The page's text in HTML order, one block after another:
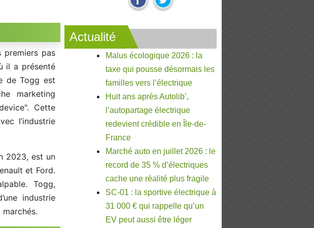
premiers pas
il a présenté
de Togg est
marketing
Cette
l’industrie
2023, est un
et Ford.
Togg,
industrie
Actualité
Malus écologique 2026 : la
taxe qui pousse désormais les
familles vers l’électrique
Huit ans après Autolib’,
l’autopartage électrique
redevient crédible en Île-de-
France
Marché auto en juillet 2026 : le
record de 35 % d’électriques
cache une réalité plus fragile
SC-01 : la sportive électrique à
31 000 € qui rappelle qu’un
EV peut aussi être léger